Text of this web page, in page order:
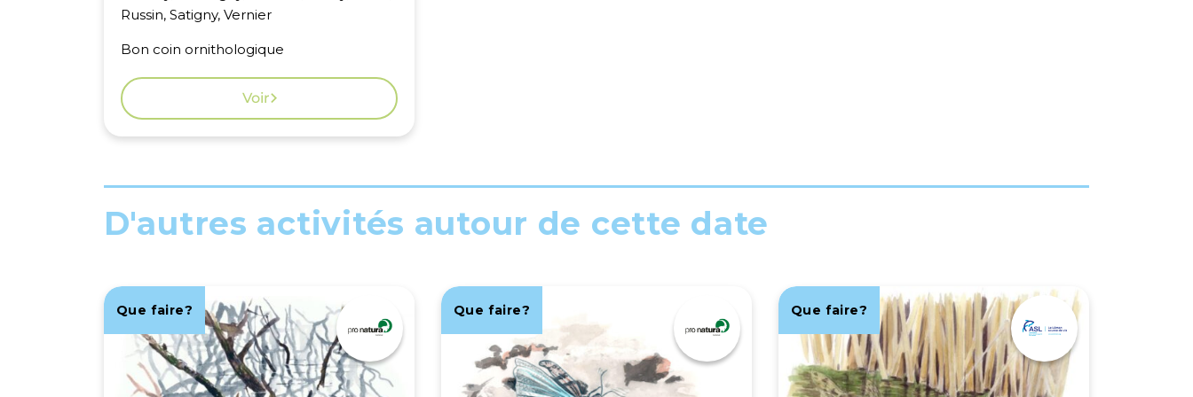
Russin, Satigny, Vernier
Bon coin ornithologique
Voir
D'autres activités autour de cette date
Que faire? Que faire? Que faire?